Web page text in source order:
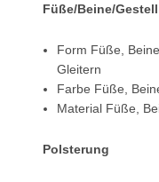
Füße/Beine/Gestell
Form Füße,
Gleitern
Farbe Füße,
Material Füße,
Polsterung